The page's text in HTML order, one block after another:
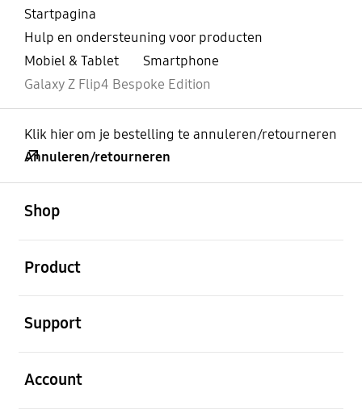
Startpagina
Hulp en ondersteuning voor producten
Mobiel & Tablet
Smartphone
Galaxy Z Flip4 Bespoke Edition
Klik hier om je bestelling te annuleren/retourneren
Annuleren/retourneren
Shop
Product
Support
Account